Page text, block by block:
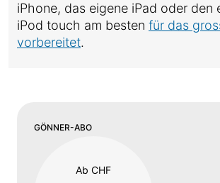
iPhone, das eigene iPad oder den
iPod touch am besten für das
vorbereitet.
GÖNNER-ABO
Ab CHF